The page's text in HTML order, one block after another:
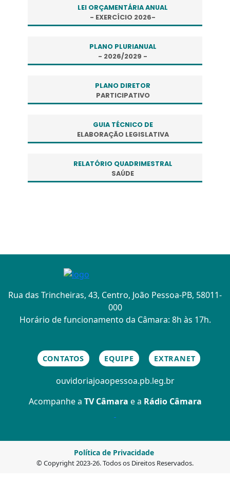
LEI ORÇAMENTÁRIA ANUAL
- EXERCÍCIO 2026-
PLANO PLURIANUAL
- 2026/2029 -
PLANO DIRETOR
PARTICIPATIVO
GUIA TÉCNICO DE
ELABORAÇÃO LEGISLATIVA
RELATÓRIO QUADRIMESTRAL
SAÚDE
Rua das Trincheiras, 43, Centro, João Pessoa-PB, 58011-
000
Horário de funcionamento da Câmara: 8h às 17h.
CONTATOS EQUIPE EXTRANET
ouvidoriajoaopessoa.pb.leg.br
Acompanhe a TV Câmara e a Rádio Câmara
© Copyright 2023-26. Todos os Direitos Reservados.
Política de Privacidade